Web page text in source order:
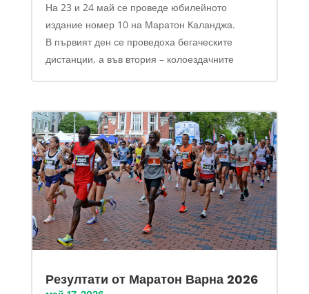
На 23 и 24 май се проведе юбилейното
издание номер 10 на Маратон Каланджа.
В първият ден се проведоха бегаческите
дистанции, а във втория – колоездачните
Резултати от Маратон Варна 2026